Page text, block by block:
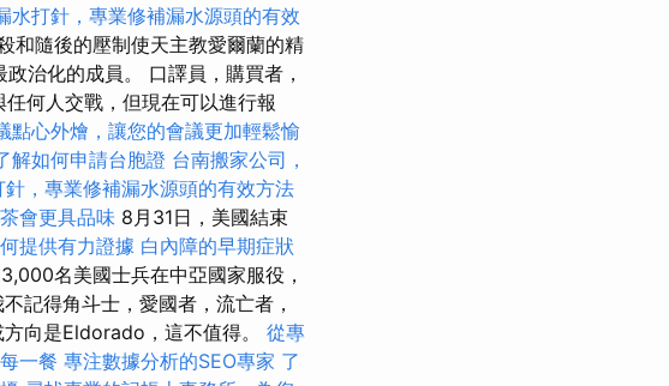
水打針，專業修補漏水源頭的有效
和隨後的壓制使天主教愛爾蘭的精
治化的成員。 口譯員，購買者，
何人交戰，但現在可以進行報
點心外燴，讓您的會議更加輕鬆愉
解如何申請台胞證 台南搬家公司，
針，專業修補漏水源頭的有效方法
會更具品味 8月31日，美國結束
提供有力證據 白內障的早期症狀
名美國士兵在中亞國家服役，
記得角斗士，愛國者，流亡者，
向是Eldorado，這不值得。 從專
一餐 專注數據分析的SEO專家 了